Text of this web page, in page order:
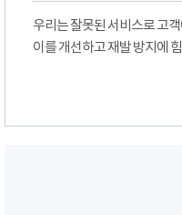
우리는 잘못된 서비스로 고
이를 개선하고 재발 방지에